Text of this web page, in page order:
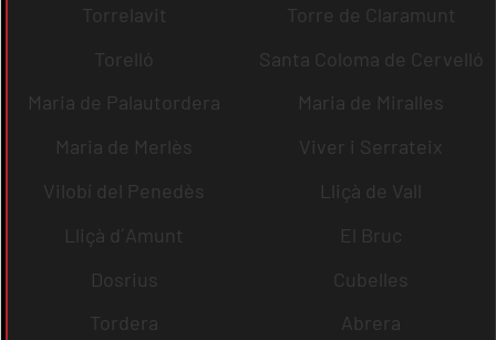
Torrelavit
Torre de Claramunt
Torelló
Santa Coloma de Cervelló
Maria de Palautordera
Maria de Miralles
Maria de Merlès
Viver i Serrateix
Vilobí del Penedès
Lliçà de Vall
Lliçà d´Amunt
El Bruc
Dosrius
Cubelles
Tordera
Abrera